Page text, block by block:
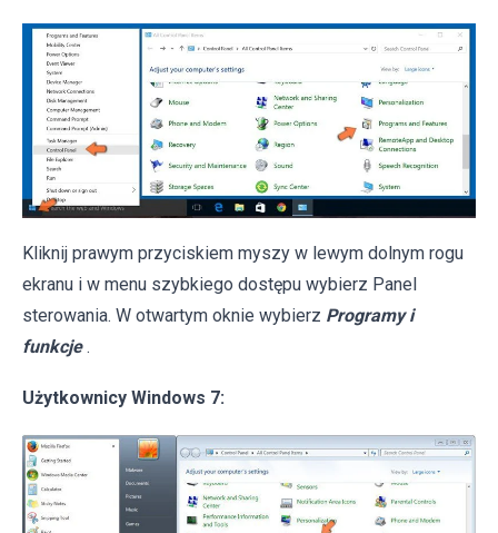
Kliknij prawym przyciskiem myszy w lewym dolnym rogu
ekranu i w menu szybkiego dostępu wybierz Panel
sterowania. W otwartym oknie wybierz Programy i
funkcje .
Użytkownicy Windows 7: